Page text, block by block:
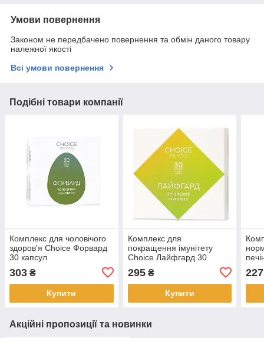
Умови повернення
Законом не передбачено повернення та обмін даного товару
належної якості
Всі умови повернення
Подібні товари компанії
Комплекс для чоловічого
здоров'я Choice Форвард
30 капсул
303 ₴
Купити
Комплекс для
покращення імунітету
Choice Лайфгард 30
295₴
Купити
227
Акційні пропозиції та новинки